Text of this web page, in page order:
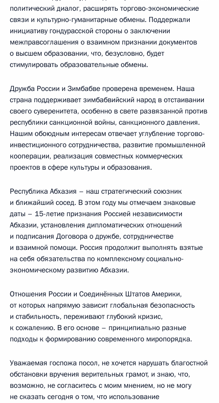
политический диалог, расширять торгово-экономические
связи и культурно-гуманитарные обмены. Поддержали
инициативу гондурасской стороны о заключении
межправсоглашения о взаимном признании документов
о высшем образовании, что, безусловно, будет
стимулировать образовательные обмены.
Дружба России и Зимбабве проверена временем. Наша
страна поддерживает зимбабвийский народ в отстаивании
своего суверенитета, особенно в свете развязанной против
республики санкционной войны, санкционного давления.
Нашим обоюдным интересам отвечает углубление торгово-
инвестиционного сотрудничества, развитие промышленной
кооперации, реализация совместных коммерческих
проектов в сфере культуры и образования.
Республика Абхазия – наш стратегический союзник
и ближайший сосед. В этом году мы отмечаем знаковые
даты – 15-летие признания Россией независимости
Абхазии, установления дипломатических отношений
и подписания Договора о дружбе, сотрудничестве
и взаимной помощи. Россия продолжит выполнять взятые
на себя обязательства по комплексному социально-
экономическому развитию Абхазии.
Отношения России и Соединённых Штатов Америки,
от которых напрямую зависит глобальная безопасность
и стабильность, переживают глубокий кризис,
к сожалению. В его основе – принципиально разные
подходы к формированию современного миропорядка.
Уважаемая госпожа посол, не хочется нарушать благостной
обстановки вручения верительных грамот, и знаю, что,
возможно, не согласитесь с моим мнением, но не могу
не сказать сегодня о том, что использование